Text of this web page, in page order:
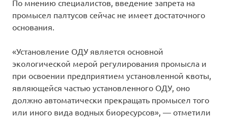
По мнению специалистов, введение запрета на
промысел палтусов сейчас не имеет достаточного
основания.
«Установление ОДУ является основной
экологической мерой регулирования промысла и
при освоении предприятием установленной квоты,
являющейся частью установленного ОДУ, оно
должно автоматически прекращать промысел того
или иного вида водных биоресурсов», — отметили